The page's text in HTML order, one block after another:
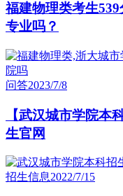
福建物理类考生
专业吗？
问答2023/7/8
【武汉城市学院本
生官网
招生信息2022/7/15